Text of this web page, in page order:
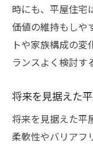
時にも、平屋住宅
価値の維持もしや
トや家族構成の
ランスよく検討す
将来を見据えた
将来を見据えた平
柔軟性やバリアフ